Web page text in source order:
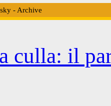
- Archive
culla: il